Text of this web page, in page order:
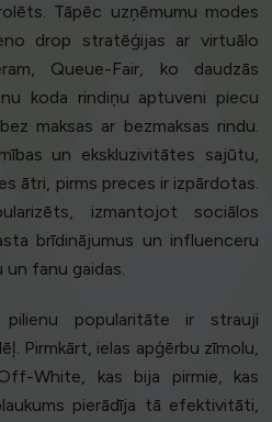
Tāpēc uzņēmumu modes
drop stratēģijas ar virtuālo
Queue-Fair, ko daudzās
koda rindiņu aptuveni piecu
maksas ar bezmaksas rindu.
un ekskluzivitātes sajūtu,
ātri, pirms preces ir izpārdotas.
izmantojot sociālos
brīdinājumus un influenceru
fanu gaidas.
popularitāte ir strauji
Pirmkārt, ielas apģērbu zīmolu,
White, kas bija pirmie, kas
pierādīja tā efektivitāti,